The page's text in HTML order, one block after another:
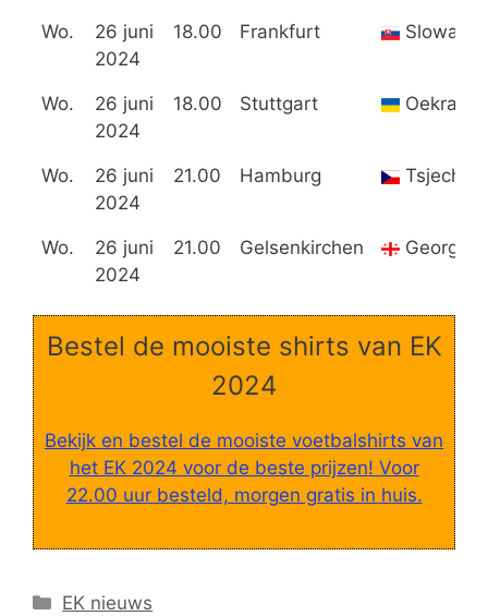
Wo.
26 juni
2024
18.00 Frankfurt Slowakije
Wo.
26 juni
2024
18.00 Stuttgart Oekraïne
Wo.
26 juni
2024
21.00 Hamburg Tsjechië
Wo.
26 juni
2024
21.00 Gelsenkirchen Georgië
Bestel de mooiste shirts van EK
2024
Bekijk en bestel de mooiste voetbalshirts van
het EK 2024 voor de beste prijzen! Voor
22.00 uur besteld, morgen gratis in huis.
Categorieën
EK nieuws